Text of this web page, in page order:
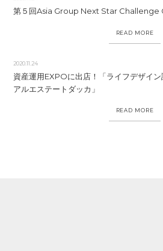
第５回Asia Group Next Star Challenge
READ MORE
2020.11.24
資産運用EXPOに出店！「ライフデザイ
アルエステートダッカ」
READ MORE